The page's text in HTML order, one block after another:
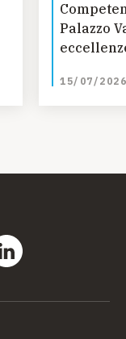
Palazzo
15/07/2026